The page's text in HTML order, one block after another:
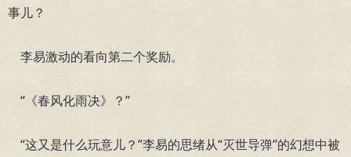
事儿？
李易激动的看向第二个奖励。
“《春风化雨决》？”
“这又是什么玩意儿？”李易的思绪从“灭世导弹”的幻想中被